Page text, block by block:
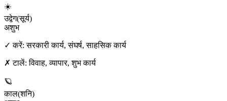
☀️
उद्वेग(सूर्य)
अशुभ
✓ करें:सरकारी कार्य, संघर्ष, साहसिक कार्य
✗ टालें:विवाह, व्यापार, शुभ कार्य
🪐
काल(शनि)